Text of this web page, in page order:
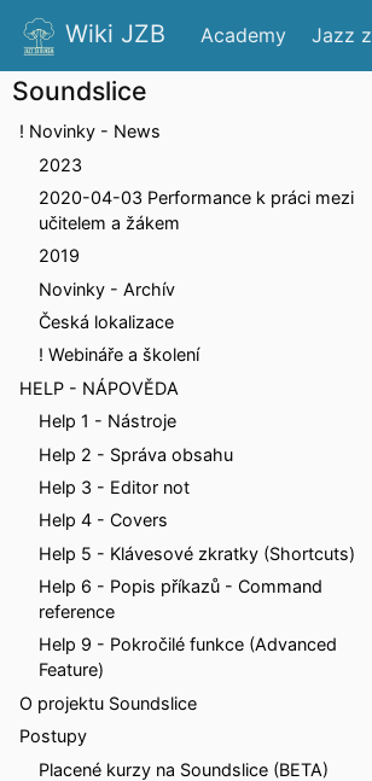
Wiki JZB Academy Jazz
Soundslice
! Novinky - News
2023
2020-04-03 Performance k práci mezi
učitelem a žákem
2019
Novinky - Archív
Česká lokalizace
! Webináře a školení
HELP - NÁPOVĚDA
Help 1 - Nástroje
Help 2 - Správa obsahu
Help 3 - Editor not
Help 4 - Covers
Help 5 - Klávesové zkratky (Shortcuts)
Help 6 - Popis příkazů - Command
reference
Help 9 - Pokročilé funkce (Advanced
Feature)
O projektu Soundslice
Postupy
Placené kurzy na Soundslice (BETA)